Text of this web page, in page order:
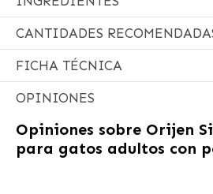
CANTIDADES
FICHA TÉCNICA
OPINIONES
Opiniones sobre Orijen
para gatos adultos con